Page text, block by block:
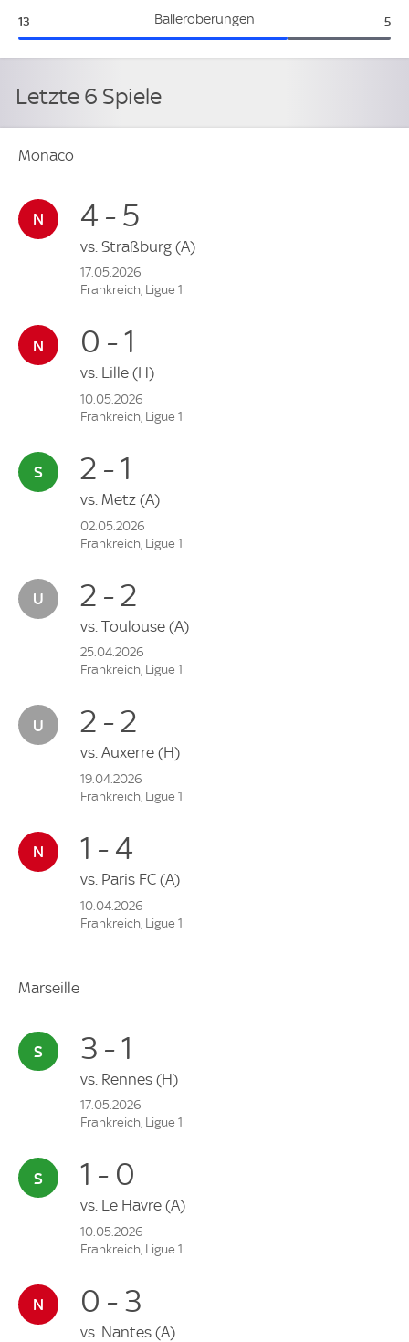
Balleroberungen
Monaco:
13 5
Letzte 6 Spiele
Monaco
4 - 5
vs. Straßburg (A)
17.05.2026
Frankreich, Ligue 1
0 - 1
vs. Lille (H)
10.05.2026
Frankreich, Ligue 1
2 - 1
vs. Metz (A)
02.05.2026
Frankreich, Ligue 1
2 - 2
vs. Toulouse (A)
25.04.2026
Frankreich, Ligue 1
2 - 2
vs. Auxerre (H)
19.04.2026
Frankreich, Ligue 1
1 - 4
vs. Paris FC (A)
10.04.2026
Frankreich, Ligue 1
Marseille
3 - 1
vs. Rennes (H)
17.05.2026
Frankreich, Ligue 1
1 - 0
vs. Le Havre (A)
10.05.2026
Frankreich, Ligue 1
0 - 3
vs. Nantes (A)